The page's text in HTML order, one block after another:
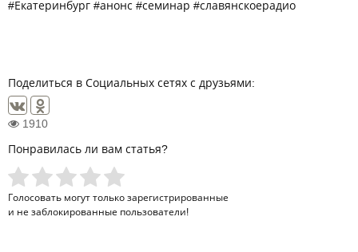
#Екатеринбург #анонс #семинар #славянскоерадио
Поделиться в Социальных сетях с друзьями:
1910
Понравилась ли вам статья?
Голосовать могут только зарегистрированные
и не заблокированные пользователи!